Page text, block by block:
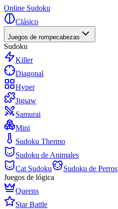
Online Sudoku
Clásico
Juegos de rompecabezas
Sudoku
Killer
Diagonal
Hyper
Jigsaw
Samurai
Mini
Sudoku Thermo
Sudoku de Animales
Cat Sudoku
Sudoku de Perros
Juegos de lógica
Queens
Star Battle